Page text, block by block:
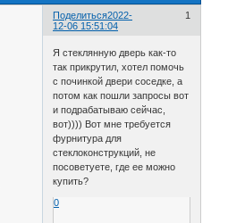
Поделиться 1
2022-
12-06 15:51:04
Я стеклянную дверь как-то
так прикрутил, хотел помочь
с починкой двери соседке, а
потом как пошли запросы вот
и подрабатываю сейчас,
вот)))) Вот мне требуется
фурнитура для
стеклоконструкций, не
посоветуете, где ее можно
купить?
0